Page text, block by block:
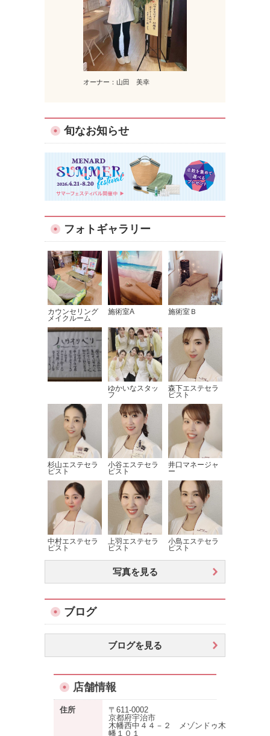
オーナー：山田 美幸
旬なお知らせ
フォトギャラリー
カウンセリング
メイクルーム
施術室A 施術室Ｂ
ゆかいなスタッ
フ
森下エステセラ
ピスト
杉山エステセラ
ピスト
小谷エステセラ
ピスト
井口マネージャ
ー
中村エステセラ
ピスト
上羽エステセラ
ピスト
小島エステセラ
ピスト
写真を見る
ブログ
ブログを見る
店舗情報
住所
〒611-0002
京都府宇治市
木幡西中４４－２ メゾンドゥ木
幡１０１